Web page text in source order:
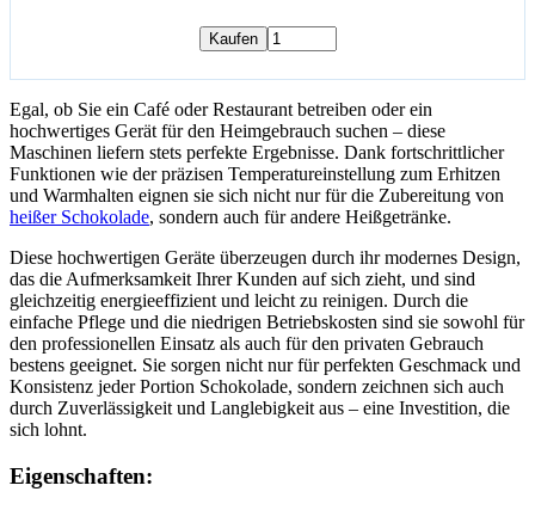
Kaufen
Egal, ob Sie ein Café oder Restaurant betreiben oder ein
hochwertiges Gerät für den Heimgebrauch suchen – diese
Maschinen liefern stets perfekte Ergebnisse. Dank fortschrittlicher
Funktionen wie der präzisen Temperatureinstellung zum Erhitzen
und Warmhalten eignen sie sich nicht nur für die Zubereitung von
heißer Schokolade, sondern auch für andere Heißgetränke.
Diese hochwertigen Geräte überzeugen durch ihr modernes Design,
das die Aufmerksamkeit Ihrer Kunden auf sich zieht, und sind
gleichzeitig energieeffizient und leicht zu reinigen. Durch die
einfache Pflege und die niedrigen Betriebskosten sind sie sowohl für
den professionellen Einsatz als auch für den privaten Gebrauch
bestens geeignet. Sie sorgen nicht nur für perfekten Geschmack und
Konsistenz jeder Portion Schokolade, sondern zeichnen sich auch
durch Zuverlässigkeit und Langlebigkeit aus – eine Investition, die
sich lohnt.
Eigenschaften: